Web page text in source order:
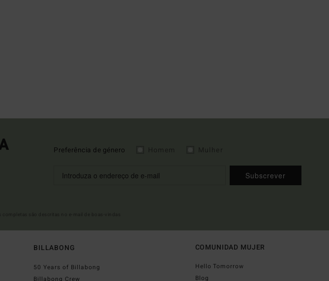
Preferência de género
Subscrever
BILLABONG
50 Years of Billabong
Billabong Crew
COMUNIDAD MUJER
Hello Tomorrow
Blog